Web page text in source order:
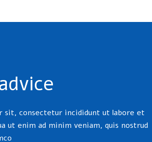
sit, consectetur incididunt ut labore et
ut enim ad minim veniam, quis nostrud